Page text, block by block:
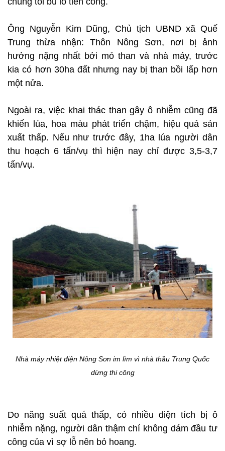
Ông Nguyễn Kim Dũng, Chủ tịch UBND xã Quế
Trung thừa nhận: Thôn Nông Sơn, nơi bị ảnh
hưởng nặng nhất bởi mỏ than và nhà máy, trước
kia có hơn 30ha đất nhưng nay bị than bồi lấp hơn
một nửa.
Ngoài ra, việc khai thác than gây ô nhiễm cũng đã
khiến lúa, hoa màu phát triển chậm, hiệu quả sản
xuất thấp. Nếu như trước đây, 1ha lúa người dân
thu hoạch 6 tấn/vụ thì hiện nay chỉ được 3,5-3,7
tấn/vụ.
Nhà máy nhiệt điện Nông Sơn im lìm vì nhà thầu Trung Quốc
dừng thi công
Do năng suất quá thấp, có nhiều diện tích bị ô
nhiễm nặng, người dân thậm chí không dám đầu tư
công của vì sợ lỗ nên bỏ hoang.